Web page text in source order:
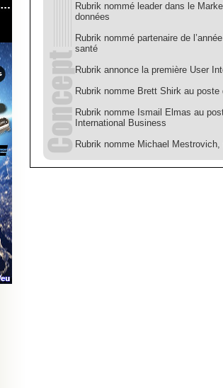
Rubrik nommé leader dans le
données
Rubrik nommé partenaire de
santé
Rubrik annonce la première User
Rubrik nomme Brett Shirk au
Rubrik nomme Ismail Elmas au
International Business
Rubrik nomme Michael